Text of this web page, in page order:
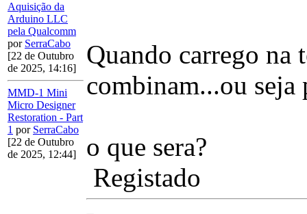
Aquisição da
Arduino LLC
pela Qualcomm
por SerraCabo
[22 de Outubro
de 2025, 14:16]
MMD-1 Mini
Micro Designer
Restoration - Part
1 por SerraCabo
[22 de Outubro
de 2025, 12:44]
Quando carrego na
combinam...ou seja
o que sera?
Registado